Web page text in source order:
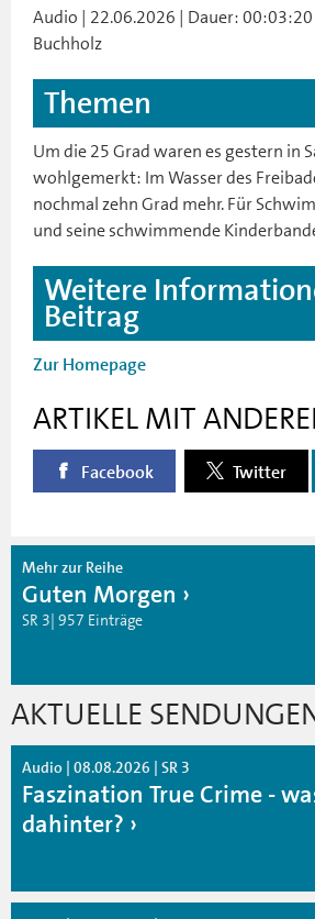
Audio | 22.06.2026 | Dauer: 00:03:20
Buchholz
Themen
Um die 25 Grad waren es gestern in
wohlgemerkt: Im Wasser des
nochmal zehn Grad mehr. Für
und seine schwimmende
Weitere
Beitrag
Zur Homepage
ARTIKEL MIT
Facebook Twitter
Mehr zur Reihe
Guten Morgen
SR 3| 957 Einträge
AKTUELLE
Audio | 08.08.2026 | SR 3
Faszination True Crime -
dahinter?